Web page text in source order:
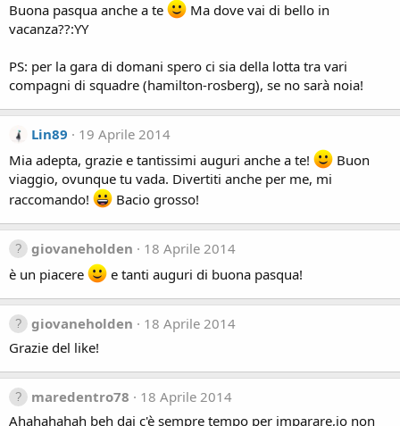
Buona pasqua anche a te
Ma dove vai di bello in
vacanza??:YY
PS: per la gara di domani spero ci sia della lotta tra vari
compagni di squadre (hamilton-rosberg), se no sarà noia!
Lin89
19 Aprile 2014
Mia adepta, grazie e tantissimi auguri anche a te!
Buon
viaggio, ovunque tu vada. Divertiti anche per me, mi
raccomando!
Bacio grosso!
giovaneholden
18 Aprile 2014
è un piacere
e tanti auguri di buona pasqua!
giovaneholden
18 Aprile 2014
Grazie del like!
maredentro78
18 Aprile 2014
Ahahahahah beh dai c'è sempre tempo per imparare,io non